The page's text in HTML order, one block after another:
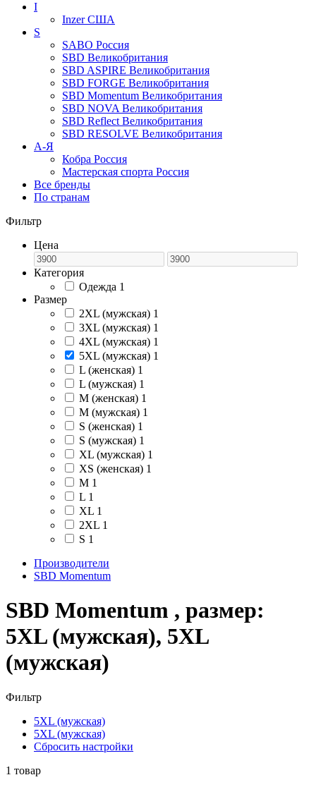
I
InzerСША
S
SABO Россия
SBD Великобритания
SBD ASPIRE Великобритания
SBD FORGE Великобритания
SBD Momentum Великобритания
SBD NOVA Великобритания
SBD Reflect Великобритания
SBD RESOLVE Великобритания
А-Я
Кобра Россия
Мастерская спорта Россия
Все бренды
По странам
Фильтр
Цена
Категория
Одежда 1
Размер
2XL (мужская) 1
3XL (мужская) 1
4XL (мужская) 1
5XL (мужская) 1
L (женская) 1
L (мужская) 1
M (женская) 1
M (мужская) 1
S (женская) 1
S (мужская) 1
XL (мужская) 1
XS (женская) 1
M 1
L 1
XL 1
2XL 1
S 1
Производители
SBD Momentum
SBD Momentum , размер:
5XL (мужская), 5XL
(мужская)
Фильтр
5XL (мужская)
5XL (мужская)
Сбросить настройки
1 товар